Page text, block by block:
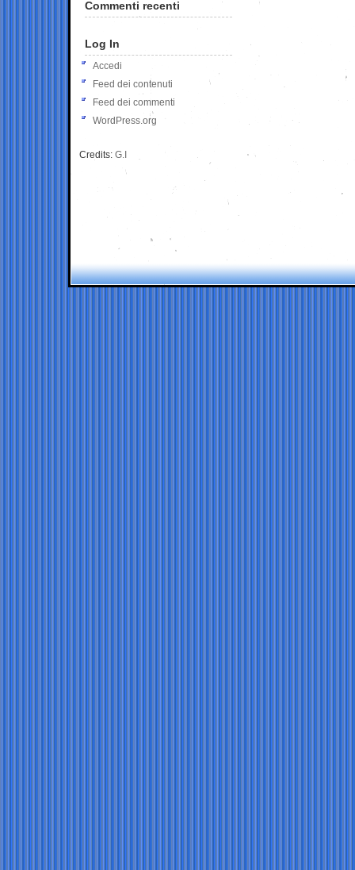
Commenti recenti
Log In
Accedi
Feed dei contenuti
Feed dei commenti
WordPress.org
Credits: G.I